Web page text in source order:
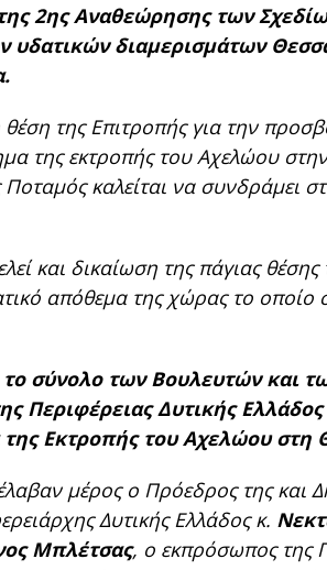
2ης Αναθεώρησης των
διαμερισμάτων
θέση της Επιτροπής για την
της εκτροπής του Αχελώου
καλείται να συνδράμει
και δικαίωση της πάγιας
απόθεμα της χώρας το
σύνολο των Βουλευτών και
Περιφέρειας Δυτικής
της Εκτροπής του Αχελώου στη
μέρος ο Πρόεδρος της και
Δυτικής Ελλάδος κ.
Μπλέτσας, ο εκπρόσωπος της